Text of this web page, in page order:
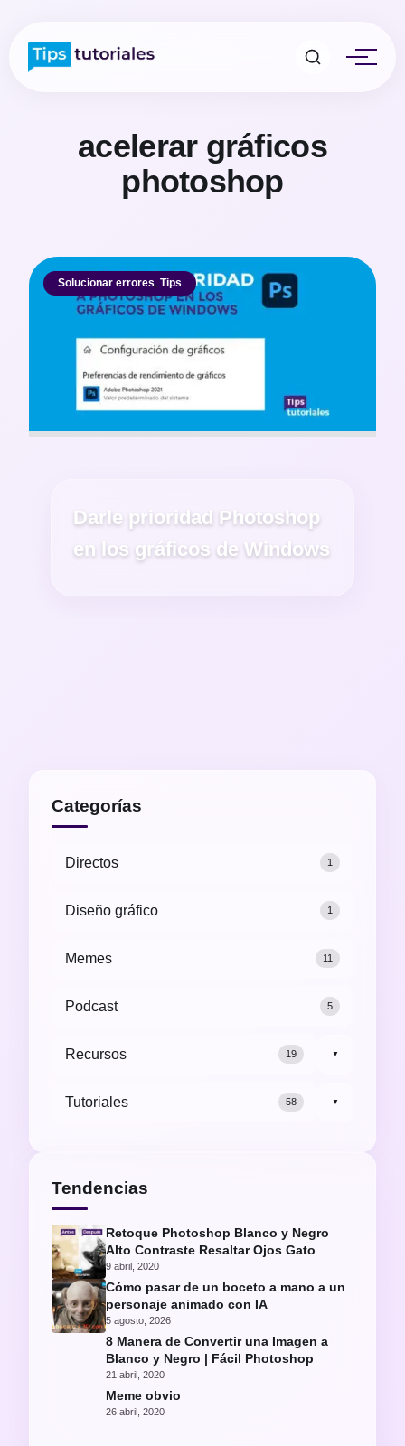
acelerar gráficos
photoshop
Solucionar errores, Tips
Darle prioridad Photoshop
en los gráficos de Windows
Categorías
Directos 1
Diseño gráfico 1
Memes 11
Podcast 5
Recursos 19 ▼
Tutoriales 58 ▼
Tendencias
Retoque Photoshop Blanco y Negro
Alto Contraste Resaltar Ojos Gato
9 abril, 2020
Cómo pasar de un boceto a mano a un
personaje animado con IA
5 agosto, 2026
8 Manera de Convertir una Imagen a
Blanco y Negro | Fácil Photoshop
21 abril, 2020
Meme obvio
26 abril, 2020